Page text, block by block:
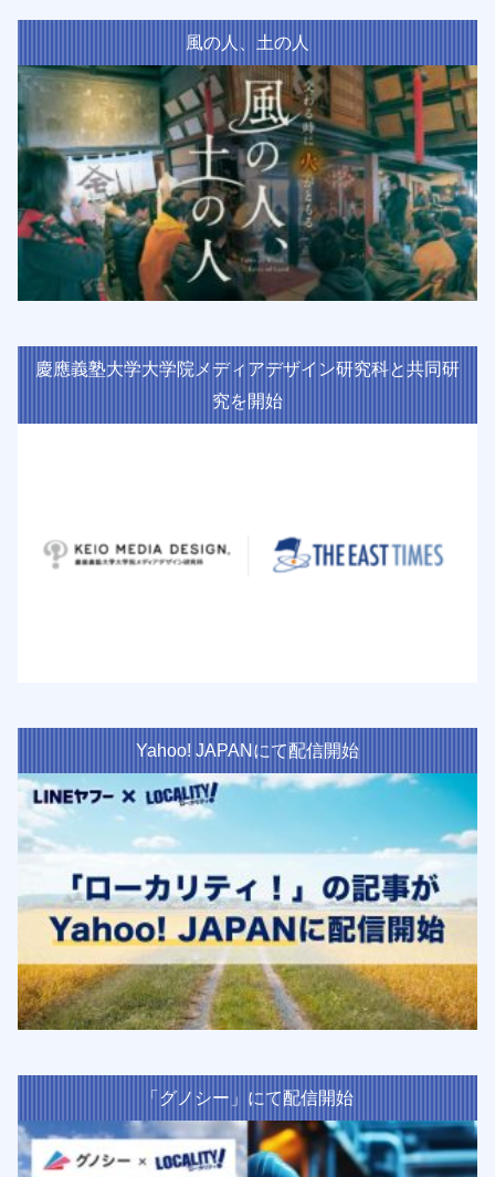
風の人、土の人
慶應義塾大学大学院メディアデザイン研究科と共同研
究を開始
Yahoo! JAPANにて配信開始
「グノシー」にて配信開始